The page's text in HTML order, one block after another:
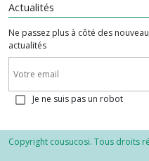
Actualités
Ne passez plus à côté des
actualités
Je ne suis pas un robot
Copyright cousucosi. Tous droits